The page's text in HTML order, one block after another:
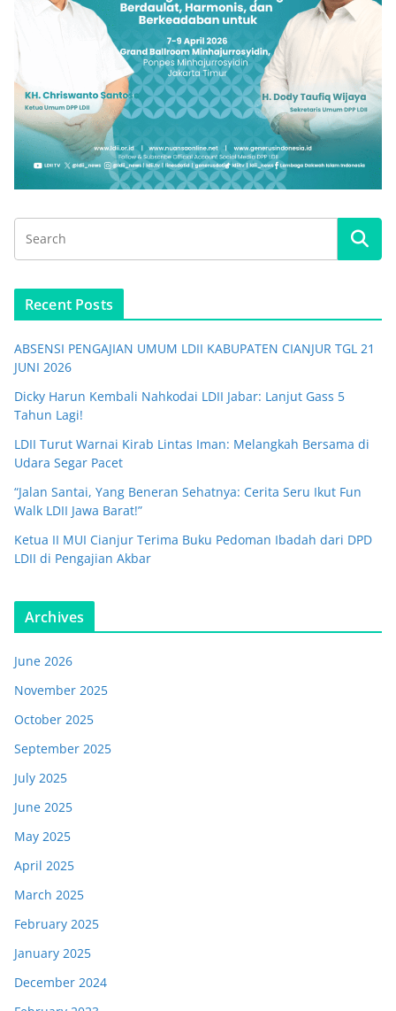
Recent Posts
ABSENSI PENGAJIAN UMUM LDII KABUPATEN CIANJUR TGL 21
JUNI 2026
Dicky Harun Kembali Nahkodai LDII Jabar: Lanjut Gass 5
Tahun Lagi!
LDII Turut Warnai Kirab Lintas Iman: Melangkah Bersama di
Udara Segar Pacet
“Jalan Santai, Yang Beneran Sehatnya: Cerita Seru Ikut Fun
Walk LDII Jawa Barat!”
Ketua II MUI Cianjur Terima Buku Pedoman Ibadah dari DPD
LDII di Pengajian Akbar
Archives
June 2026
November 2025
October 2025
September 2025
July 2025
June 2025
May 2025
April 2025
March 2025
February 2025
January 2025
December 2024